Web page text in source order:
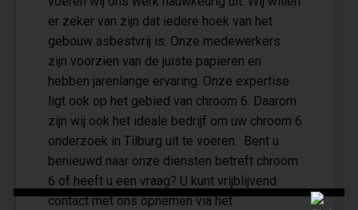
er zeker van zijn dat iedere hoek van het
gebouw asbestvrij is. Onze medewerkers
zijn voorzien van de juiste papieren en
hebben jarenlange ervaring. Onze expertise
ligt ook op het gebied van chroom 6. Daarom
zijn wij ook het ideale bedrijf om uw chroom 6
onderzoek in Tilburg uit te voeren. Bent u
benieuwd naar onze diensten betreft chroom
6 of heeft u een vraag? U kunt vrijblijvend
contact met ons opnemen via het